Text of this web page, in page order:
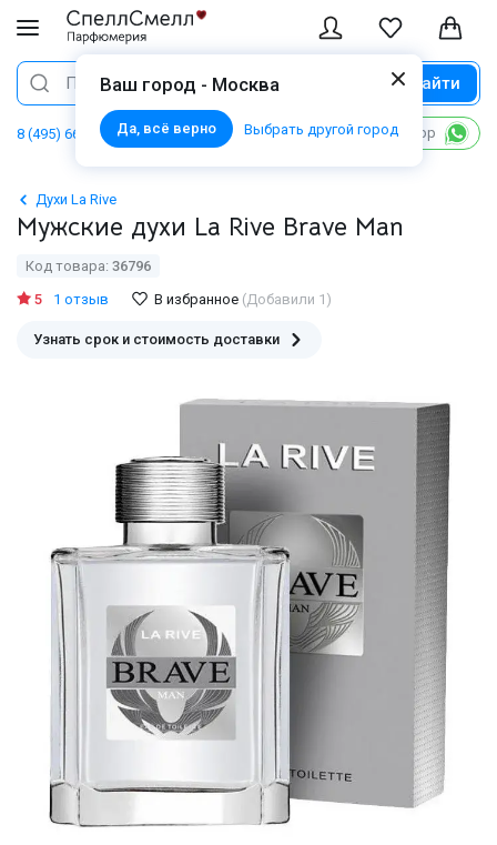
Ваш город - Москва
Да, всё верно Выбрать другой город
Поиск Найти
8 (495) 668 06 02 Написать в WhatsApp
Духи La Rive
Мужские духи La Rive Brave Man
Код товара: 36796
5
1 отзыв В избранное (Добавили 1)
Узнать срок и стоимость доставки